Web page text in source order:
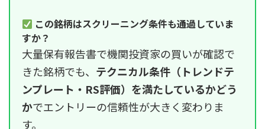
この銘柄はスクリーニング条件も通過していま
すか？
大量保有報告書で機関投資家の買いが確認で
きた銘柄でも、 テクニカル条件（トレンドテ
ンプレート・RS評価）を満たしているかどう
かでエントリーの信頼性が大きく変わりま
す。